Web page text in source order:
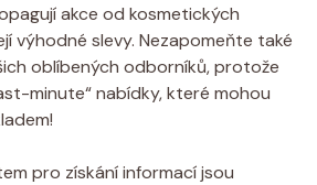
akce od kosmetických
výhodné slevy. Nezapomeňte také
oblíbených odborníků, protože
minute“ nabídky, které mohou
pro získání informací jsou